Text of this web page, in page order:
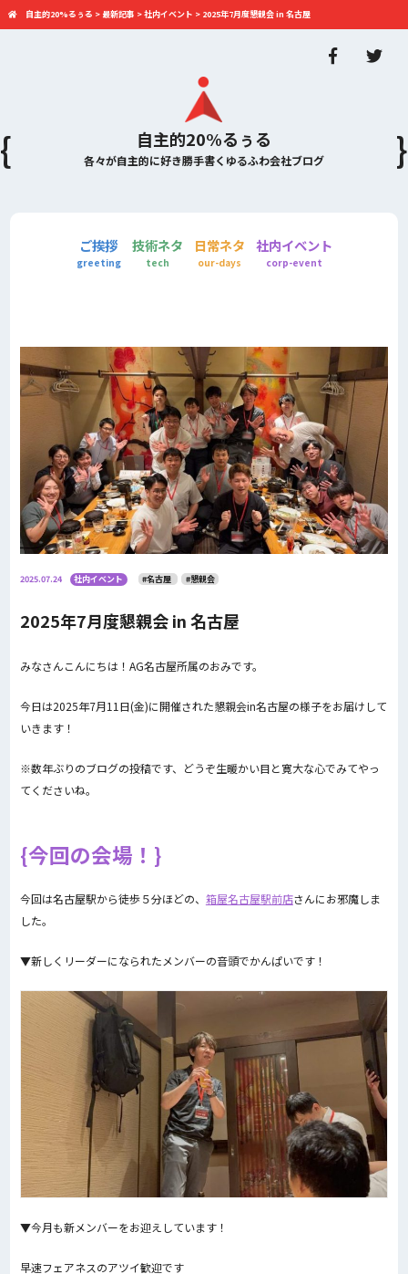
自主的20%るぅる
各々が自主的に好き勝手書くゆるふわ会社ブログ
自主的20%るぅる > 最新記事 >社内イベント > 2025年7月度懇親会 in 名古屋
ご挨拶
greeting
技術ネタ
tech
日常ネタ
our-days
社内イベント
corp-event
2025.07.24 社内イベント #名古屋 #懇親会
2025年7月度懇親会 in 名古屋
みなさんこんにちは！AG名古屋所属のおみです。
今日は2025年7月11日(金)に開催された懇親会in名古屋の様子をお届けして
いきます！
※数年ぶりのブログの投稿です、どうぞ生暖かい目と寛大な心でみてやっ
てくださいね。
今回の会場！
今回は名古屋駅から徒歩５分ほどの、 箱屋名古屋駅前店さんにお邪魔しま
した。
▼新しくリーダーになられたメンバーの音頭でかんぱいです！
▼今月も新メンバーをお迎えしています！
早速フェアネスのアツイ歓迎です